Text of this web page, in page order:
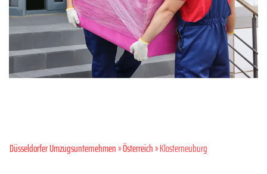
Düsseldorfer Umzugsunternehmen»Österreich» Klosterneuburg